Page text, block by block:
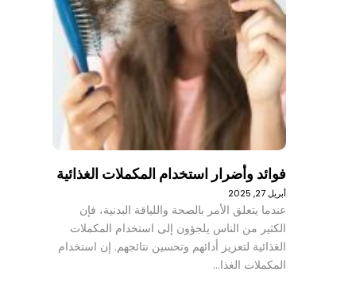
فوائد وأضرار استخدام المكملات الغذائية
أبريل 27, 2025
عندما يتعلق الأمر بالصحة واللياقة البدنية، فإن
الكثير من الناس يلجؤون إلى استخدام المكملات
الغذائية لتعزيز أدائهم وتحسين نتائجهم. إن استخدام
المكملات الغذا…